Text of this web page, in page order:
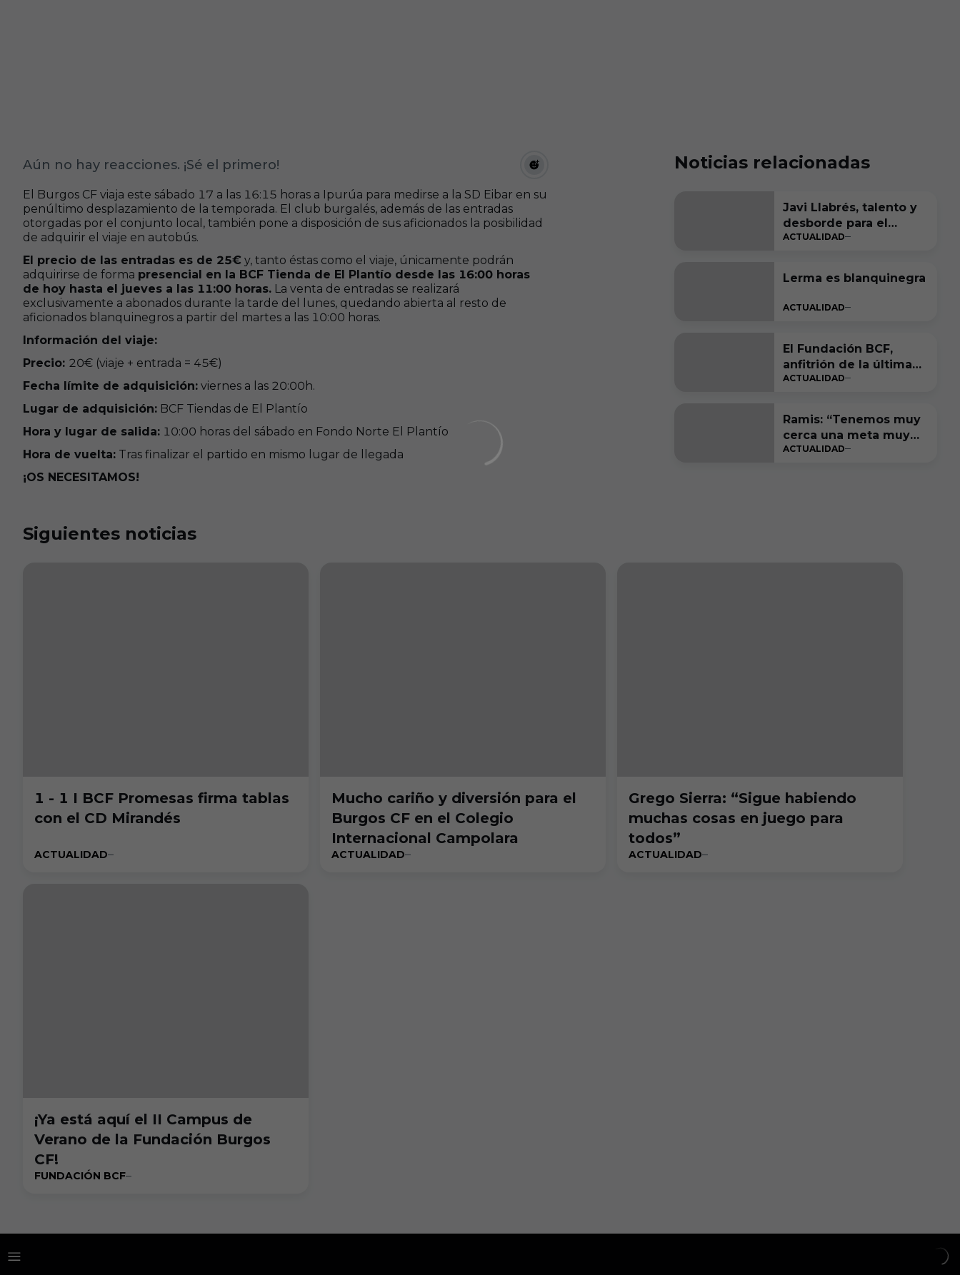
Aún no hay reacciones. ¡Sé el primero!
El Burgos CF viaja este sábado 17 a las 16:15 horas a Ipurúa para medirse a la SD Eibar en su
penúltimo desplazamiento de la temporada. El club burgalés, además de las entradas
otorgadas por el conjunto local, también pone a disposición de sus aficionados la posibilidad
de adquirir el viaje en autobús.
El precio de las entradas es de 25€ y, tanto éstas como el viaje, únicamente podrán
adquirirse de forma presencial en la BCF Tienda de El Plantío desde las 16:00 horas
de hoy hasta el jueves a las 11:00 horas. La venta de entradas se realizará
exclusivamente a abonados durante la tarde del lunes, quedando abierta al resto de
aficionados blanquinegros a partir del martes a las 10:00 horas.
Información del viaje:
Precio: 20€ (viaje + entrada = 45€)
Fecha límite de adquisición: viernes a las 20:00h.
Lugar de adquisición: BCF Tiendas de El Plantío
Hora y lugar de salida: 10:00 horas del sábado en Fondo Norte El Plantío
Hora de vuelta: Tras finalizar el partido en mismo lugar de llegada
¡OS NECESITAMOS!
Noticias relacionadas
Javi Llabrés, talento y
desborde para el
ataque del Burgos CF
ACTUALIDAD
Lerma es blanquinegra
ACTUALIDAD
El Fundación BCF,
anfitrión de la última
gran fiesta de LALIGA
ACTUALIDAD
Ramis: “Tenemos muy
cerca una meta muy
bonita de cumplir”
ACTUALIDAD
Siguientes noticias
1 - 1 I BCF Promesas firma tablas
con el CD Mirandés
ACTUALIDAD
Mucho cariño y diversión para el
Burgos CF en el Colegio
Internacional Campolara
ACTUALIDAD
Grego Sierra: “Sigue habiendo
muchas cosas en juego para
todos”
ACTUALIDAD
¡Ya está aquí el II Campus de
Verano de la Fundación Burgos
CF!
FUNDACIÓN BCF